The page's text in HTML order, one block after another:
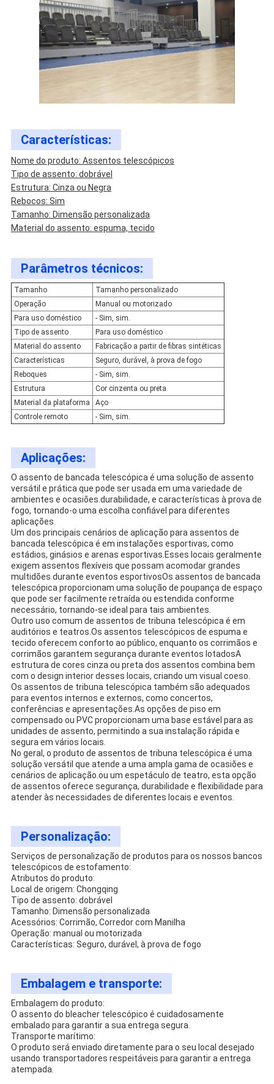
Características:
Nome do produto: Assentos telescópicos
Tipo de assento: dobrável
Estrutura: Cinza ou Negra
Rebocos: Sim
Tamanho: Dimensão personalizada
Material do assento: espuma, tecido
Parâmetros técnicos:
Tamanho
Tamanho personalizado
Operação
Manual ou motorizado
Para uso doméstico
- Sim, sim.
Tipo de assento
Para uso doméstico
Material do assento
Fabricação a partir de fibras sintéticas
Características
Seguro, durável, à prova de fogo
Reboques
- Sim, sim.
Estrutura
Cor cinzenta ou preta
Material da plataforma
Aço
Controle remoto
- Sim, sim.
Aplicações:
O assento de bancada telescópica é uma solução de assento
versátil e prática que pode ser usada em uma variedade de
ambientes e ocasiões.durabilidade, e características à prova de
fogo, tornando-o uma escolha confiável para diferentes
aplicações.
Um dos principais cenários de aplicação para assentos de
bancada telescópica é em instalações esportivas, como
estádios, ginásios e arenas esportivas.Esses locais geralmente
exigem assentos flexíveis que possam acomodar grandes
multidões durante eventos esportivosOs assentos de bancada
telescópica proporcionam uma solução de poupança de espaço
que pode ser facilmente retraída ou estendida conforme
necessário, tornando-se ideal para tais ambientes.
Outro uso comum de assentos de tribuna telescópica é em
auditórios e teatros.Os assentos telescópicos de espuma e
tecido oferecem conforto ao público, enquanto os corrimãos e
corrimãos garantem segurança durante eventos lotadosA
estrutura de cores cinza ou preta dos assentos combina bem
com o design interior desses locais, criando um visual coeso.
Os assentos de tribuna telescópica também são adequados
para eventos internos e externos, como concertos,
conferências e apresentações.As opções de piso em
compensado ou PVC proporcionam uma base estável para as
unidades de assento, permitindo a sua instalação rápida e
segura em vários locais.
No geral, o produto de assentos de tribuna telescópica é uma
solução versátil que atende a uma ampla gama de ocasiões e
cenários de aplicação.ou um espetáculo de teatro, esta opção
de assentos oferece segurança, durabilidade e flexibilidade para
atender às necessidades de diferentes locais e eventos.
Personalização:
Serviços de personalização de produtos para os nossos bancos
telescópicos de estofamento:
Atributos do produto:
Local de origem: Chongqing
Tipo de assento: dobrável
Tamanho: Dimensão personalizada
Acessórios: Corrimão, Corredor com Manilha
Operação: manual ou motorizada
Características: Seguro, durável, à prova de fogo
Embalagem e transporte:
Embalagem do produto:
O assento do bleacher telescópico é cuidadosamente
embalado para garantir a sua entrega segura.
Transporte marítimo:
O produto será enviado diretamente para o seu local desejado
usando transportadores respeitáveis para garantir a entrega
atempada.